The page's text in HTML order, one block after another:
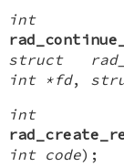
int
struct
int *fd,
int
int code);